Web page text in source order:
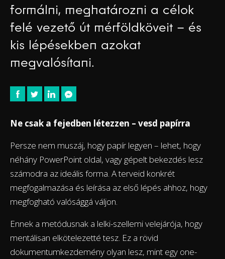
formálni, meghatározni a célok
felé vezető út mérföldköveit – és
kis lépésekben azokat
megvalósítani.
Ne csak a fejedben létezzen – vesd papírra
Persze nem muszáj, hogy papír legyen – lehet, hogy
néhány PowerPoint oldal, vagy gépelt bekezdés lesz
számodra az ideális forma. A terveid konkrét
megfogalmazása és leírása az első lépés ahhoz, hogy
megfogható valósággá váljon.
Ennek a metódusnak a lelki-szellemi velejárója, hogy
mentálisan elkötelezetté tesz. Ez a rövid
dokumentumkezdemény olyan lesz, mint egy one-